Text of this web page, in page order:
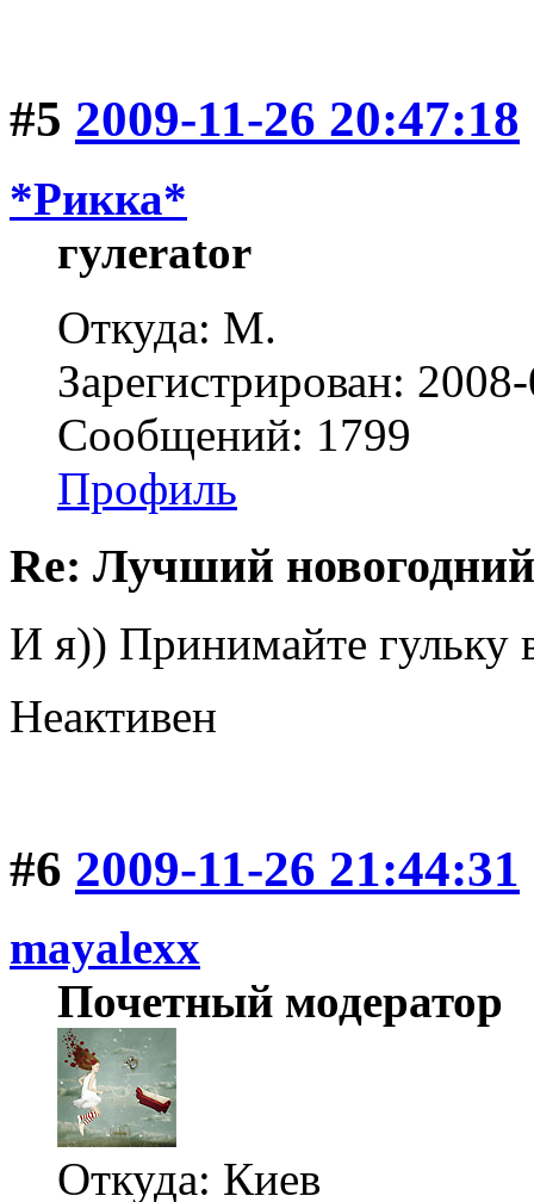
#5 2009-11-26 20:47:18
*Рикка*
гулеrator
Откуда: М.
Зарегистрирован:
Сообщений: 1799
Профиль
Re: Лучший
И я)) Принимайте гульку
Неактивен
#6 2009-11-26 21:44:31
mayalexx
Почетный модератор
Откуда: Киев